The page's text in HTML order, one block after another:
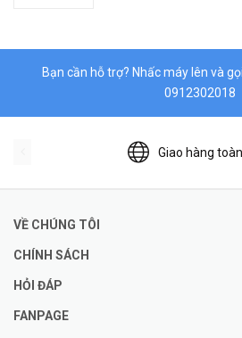
Bạn cần hỗ trợ? Nhấc máy lên và
0912302018
Giao hàng
VỀ CHÚNG TÔI
CHÍNH SÁCH
HỎI ĐÁP
FANPAGE